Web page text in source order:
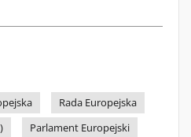
Rada Europejska
Parlament Europejski